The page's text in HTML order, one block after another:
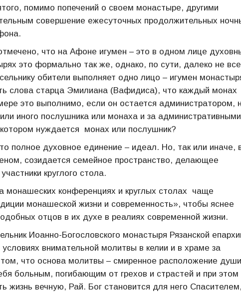
помимо попечений о своем монастыре, другими
совершение ежесуточных продолжительных
что на Афоне игумен – это в одном лице
это формально так же, однако, по сути, далеко не
обители выполняет одно лицо – игумен
слова старца Эмилиана (Вафидиса), что каждый монах
это выполнимо, если он остается администратором,
иного послушника или монаха и за административными
нуждается монах или послушник?
полное духовное единение – идеал. Но, так или иначе,
созидается семейное пространство, делающее
круглого стола.
монашеских конференциях и круглых столах чаще
монашеской жизни и современность», чтобы яснее
отцов в их духе в реалиях современной жизни.
Иоанно-Богословского монастыря Рязанской
внимательной молитвы в келии и в храме за
что основа молитвы – смиренное расположение
больным, погибающим от грехов и страстей и при этом
жизнь вечную, Рай. Бог становится для него Спасителем,